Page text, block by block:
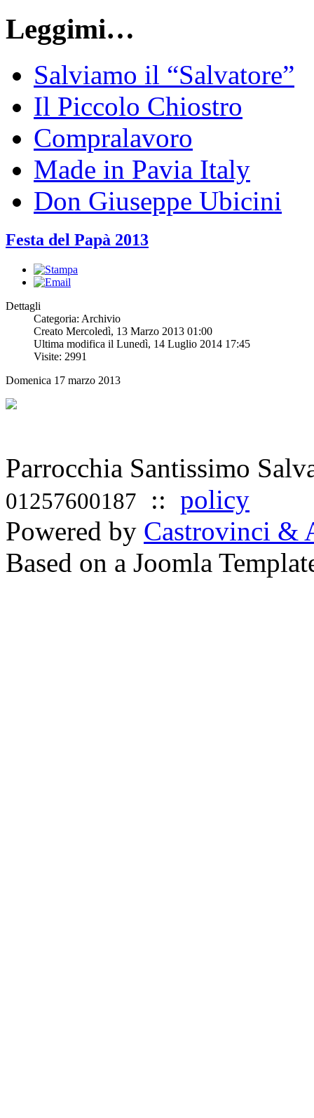
Leggimi…
Salviamo il “Salvatore”
Il Piccolo Chiostro
Compralavoro
Made in Pavia Italy
Don Giuseppe Ubicini
Festa del Papà 2013
Dettagli
Categoria: Archivio
Creato Mercoledì, 13 Marzo 2013 01:00
Ultima modifica il Lunedì, 14 Luglio 2014 17:45
Visite: 2991
Domenica 17 marzo 2013
Parrocchia Santissimo
01257600187 :: policy
Powered by Castrovinci &
Based on a Joomla